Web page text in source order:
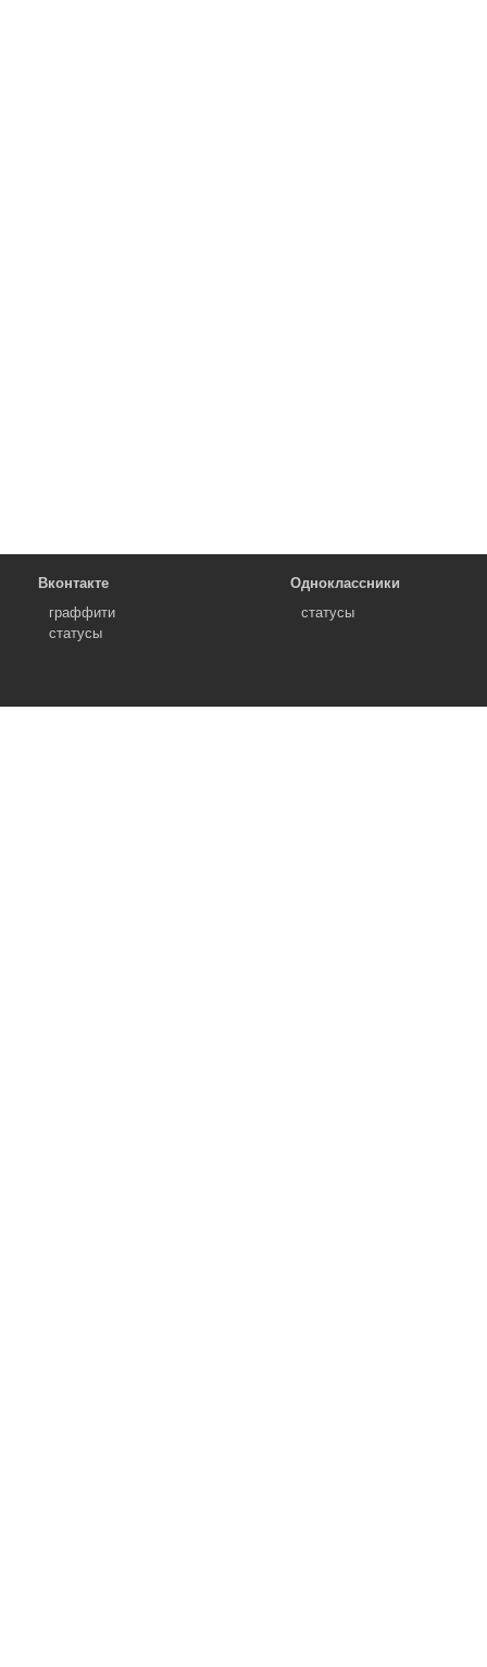
Вконтакте
граффити
статусы
Одноклассники
статусы